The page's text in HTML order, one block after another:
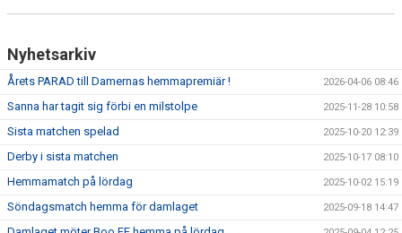
Nyhetsarkiv
Årets PARAD till Damernas hemmapremiär ! 2026-04-06 08:46
Sanna har tagit sig förbi en milstolpe 2025-11-28 10:58
Sista matchen spelad 2025-10-20 12:39
Derby i sista matchen 2025-10-17 08:10
Hemmamatch på lördag 2025-10-02 15:19
Söndagsmatch hemma för damlaget 2025-09-18 14:47